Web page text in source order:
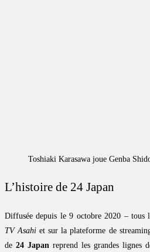
Toshiaki Karasawa joue Genba
L’histoire de 24 Japan
Diffusée depuis le 9 octobre 2020 – tous
TV Asahi et sur la plateforme de
de 24 Japan reprend les grandes lignes